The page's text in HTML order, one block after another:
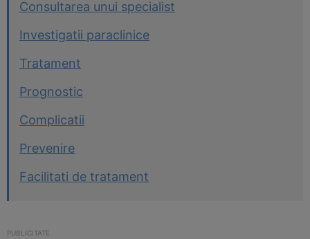
Consultarea unui specialist
Investigatii paraclinice
Tratament
Prognostic
Complicatii
Prevenire
Facilitati de tratament